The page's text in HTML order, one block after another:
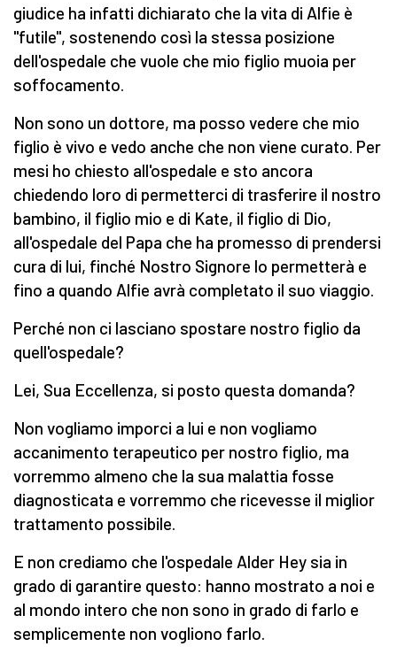
giudice ha infatti dichiarato che la vita di Alfie è
"futile", sostenendo così la stessa posizione
dell'ospedale che vuole che mio figlio muoia per
soffocamento.
Non sono un dottore, ma posso vedere che mio
figlio è vivo e vedo anche che non viene curato. Per
mesi ho chiesto all'ospedale e sto ancora
chiedendo loro di permetterci di trasferire il nostro
bambino, il figlio mio e di Kate, il figlio di Dio,
all'ospedale del Papa che ha promesso di prendersi
cura di lui, finché Nostro Signore lo permetterà e
fino a quando Alfie avrà completato il suo viaggio.
Perché non ci lasciano spostare nostro figlio da
quell'ospedale?
Lei, Sua Eccellenza, si posto questa domanda?
Non vogliamo imporci a lui e non vogliamo
accanimento terapeutico per nostro figlio, ma
vorremmo almeno che la sua malattia fosse
diagnosticata e vorremmo che ricevesse il miglior
trattamento possibile.
E non crediamo che l'ospedale Alder Hey sia in
grado di garantire questo: hanno mostrato a noi e
al mondo intero che non sono in grado di farlo e
semplicemente non vogliono farlo.